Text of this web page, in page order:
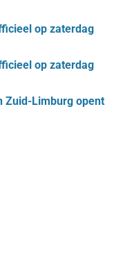
op zaterdag
op zaterdag
Zuid-Limburg opent